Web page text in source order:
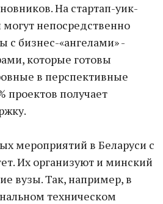
На стартап-уик-
могут непосредственно
с бизнес-«ангелами» -
которые готовы
в перспективные
проектов получает
мероприятий в Беларуси с
Их организуют и минский
вузы. Так, например, в
техническом